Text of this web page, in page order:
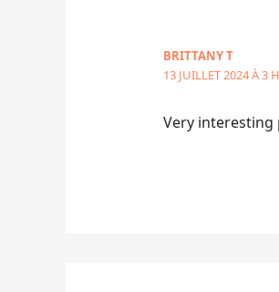
BRITTANY T
13 JUILLET 2024 À 3
Very